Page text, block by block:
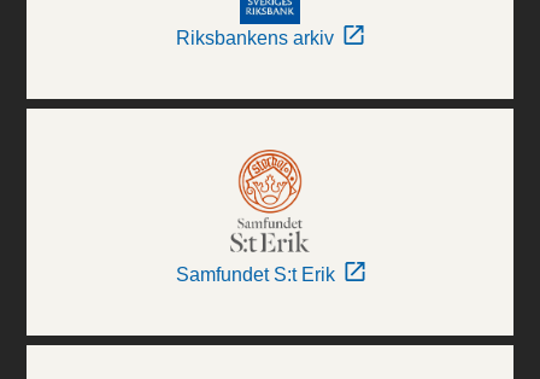
Riksbankens arkiv
Samfundet S:t Erik